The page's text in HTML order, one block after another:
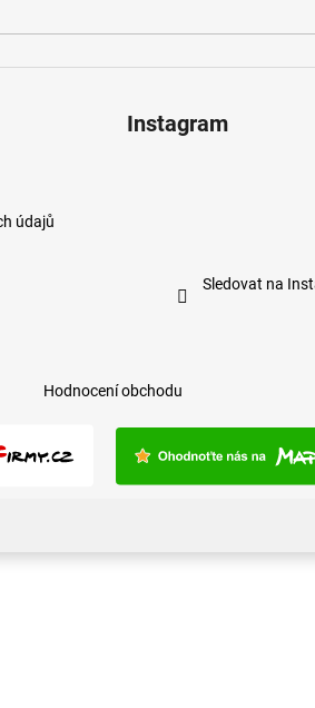
údajů
Instagram
Sledovat na
Hodnocení obchodu